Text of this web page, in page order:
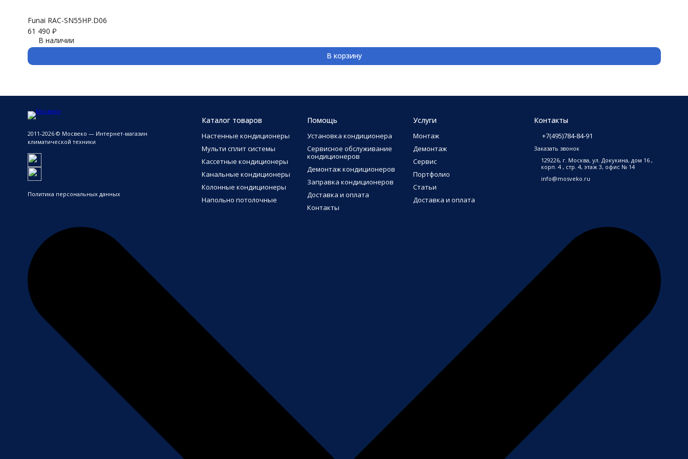
Funai RAC-SN55HP.D06
61 490 ₽
В наличии
В корзину
2011-2026 © Мосвеко — Интернет-магазин
климатической техники
Политика персональных данных
Каталог товаров
Настенные кондиционеры
Мульти сплит системы
Кассетные кондиционеры
Канальные кондиционеры
Колонные кондиционеры
Напольно потолочные
Помощь
Установка кондиционера
Сервисное обслуживание
кондиционеров
Демонтаж кондиционеров
Заправка кондиционеров
Доставка и оплата
Контакты
Услуги
Монтаж
Демонтаж
Сервис
Портфолио
Статьи
Доставка и оплата
Контакты
+7(495)784-84-91
Заказать звонок
129226, г. Москва, ул. Докукина, дом 16 ,
корп. 4 , стр. 4, этаж 3, офис № 14
info@mosveko.ru